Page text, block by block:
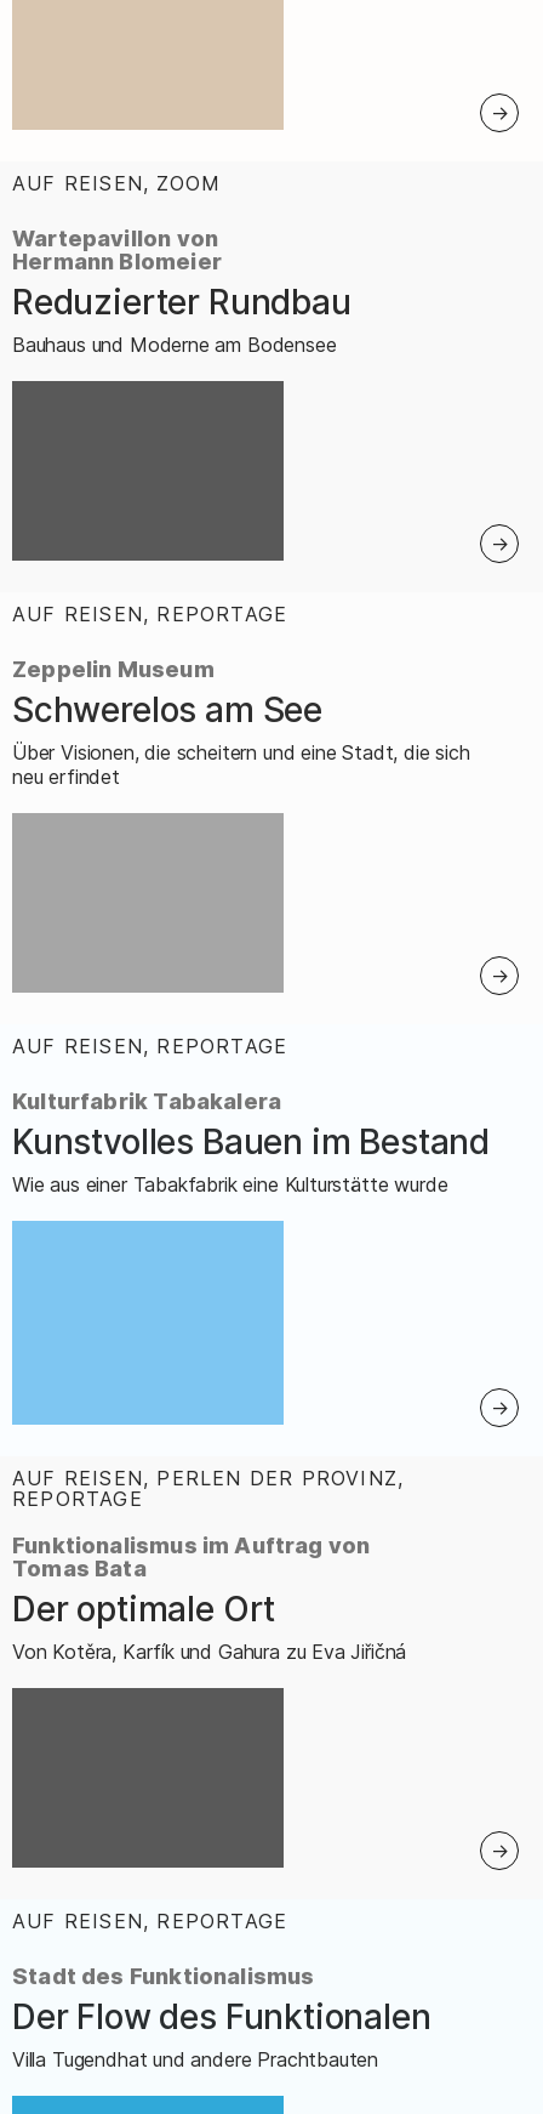
AUF REISEN, ZOOM
Wartepavillon von
Hermann Blomeier
–
Reduzierter Rundbau
Bauhaus und Moderne am Bodensee
AUF REISEN, REPORTAGE
Zeppelin Museum
–
Schwerelos am See
Über Visionen, die scheitern und eine Stadt, die sich
neu erfindet
AUF REISEN, REPORTAGE
Kulturfabrik Tabakalera
–
Kunstvolles Bauen im Bestand
Wie aus einer Tabakfabrik eine Kulturstätte wurde
AUF REISEN, PERLEN DER PROVINZ,
REPORTAGE
Funktionalismus im Auftrag von
Tomas Bata
–
Der optimale Ort
Von Kotěra, Karfík und Gahura zu Eva Jiřičná
AUF REISEN, REPORTAGE
Stadt des Funktionalismus
–
Der Flow des Funktionalen
Villa Tugendhat und andere Prachtbauten